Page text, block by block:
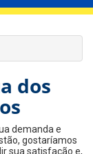
dos
demanda e
gostaríamos
sua satisfação e,